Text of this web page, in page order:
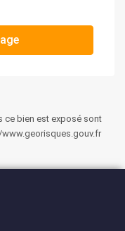
ce bien est exposé sont